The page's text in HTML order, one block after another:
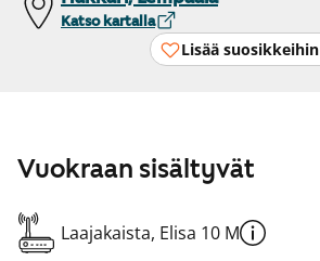
Katso kartalla
Lisää suosikkeihin
Vuokraan sisältyvät
Laajakaista, Elisa 10 M